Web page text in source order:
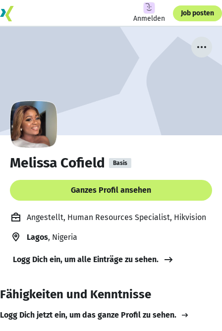
Anmelden
Job posten
Melissa Cofield Basis
Ganzes Profil ansehen
Angestellt, Human Resources Specialist, Hikvision
Lagos, Nigeria
Logg Dich ein, um alle Einträge zu sehen.
Fähigkeiten und Kenntnisse
Logg Dich jetzt ein, um das ganze Profil zu sehen.